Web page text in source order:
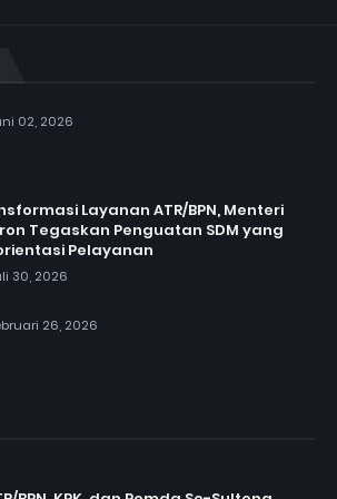
02, 2026
Layanan ATR/BPN, Menteri
Tegaskan Penguatan SDM yang
Pelayanan
30, 2026
26, 2026